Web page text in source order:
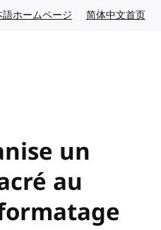
website
語ホームページ Japanese website
简体中文首页
un
au